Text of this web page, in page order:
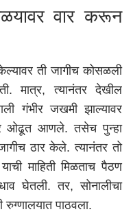
वार करून
ती जागीच कोसळली
मात्र, त्यानंतर देखील
गंभीर जखमी झाल्यावर
ओढूत आणले. तसेच पुन्हा
ठार केले. त्यानंतर तो
माहिती मिळताच पैठण
घेतली. तर, सोनालीचा
रुग्णालयात पाठवला.